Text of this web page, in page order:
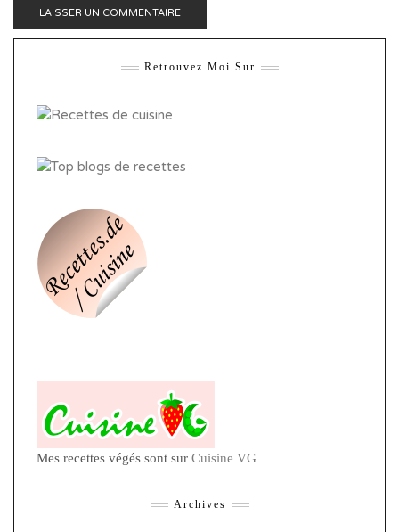
Retrouvez Moi Sur
Mes recettes végés sont sur Cuisine VG
Archives